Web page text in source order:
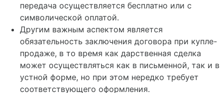
передача осуществляется бесплатно или с
символической оплатой.
Другим важным аспектом является
обязательность заключения договора при купле-
продаже, в то время как дарственная сделка
может осуществляться как в письменной, так и в
устной форме, но при этом нередко требует
соответствующего оформления.